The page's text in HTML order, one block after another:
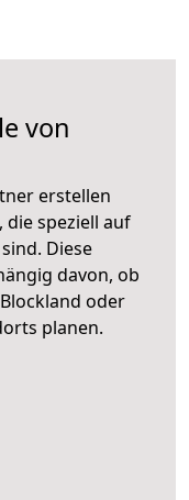
von
erstellen
speziell auf
Diese
davon, ob
oder
planen.